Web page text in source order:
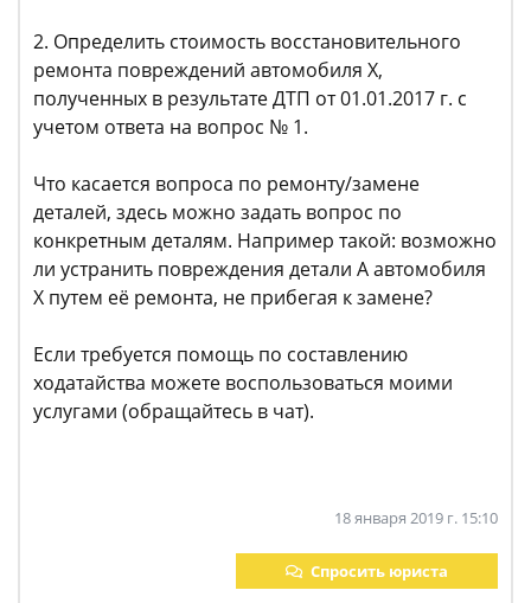
2. Определить стоимость восстановительного
ремонта повреждений автомобиля Х,
полученных в результате ДТП от 01.01.2017 г. с
учетом ответа на вопрос № 1.
Что касается вопроса по ремонту/замене
деталей, здесь можно задать вопрос по
конкретным деталям. Например такой: возможно
ли устранить повреждения детали А автомобиля
Х путем её ремонта, не прибегая к замене?
Если требуется помощь по составлению
ходатайства можете воспользоваться моими
услугами (обращайтесь в чат).
18 января 2019 г. 15:10
Спросить юриста